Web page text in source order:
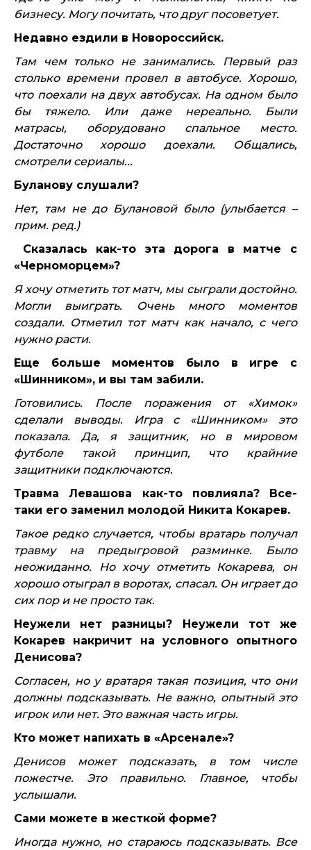
бизнесу. Могу почитать, что друг посоветует.
Недавно ездили в Новороссийск.
Там чем только не занимались. Первый раз
столько времени провел в автобусе. Хорошо,
что поехали на двух автобусах. На одном было
бы тяжело. Или даже нереально. Были
матрасы, оборудовано спальное место.
Достаточно хорошо доехали. Общались,
смотрели сериалы...
Буланову слушали?
Нет, там не до Булановой было (улыбается –
прим. ред.)
Сказалась как-то эта дорога в матче с
«Черноморцем»?
Я хочу отметить тот матч, мы сыграли достойно.
Могли выиграть. Очень много моментов
создали. Отметил тот матч как начало, с чего
нужно расти.
Еще больше моментов было в игре с
«Шинником», и вы там забили.
Готовились. После поражения от «Химок»
сделали выводы. Игра с «Шинником» это
показала. Да, я защитник, но в мировом
футболе такой принцип, что крайние
защитники подключаются.
Травма Левашова как-то повлияла? Все-
таки его заменил молодой Никита Кокарев.
Такое редко случается, чтобы вратарь получал
травму на предыгровой разминке. Было
неожиданно. Но хочу отметить Кокарева, он
хорошо отыграл в воротах, спасал. Он играет до
сих пор и не просто так.
Неужели нет разницы? Неужели тот же
Кокарев накричит на условного опытного
Денисова?
Согласен, но у вратаря такая позиция, что они
должны подсказывать. Не важно, опытный это
игрок или нет. Это важная часть игры.
Кто может напихать в «Арсенале»?
Денисов может подсказать, в том числе
пожестче. Это правильно. Главное, чтобы
услышали.
Сами можете в жесткой форме?
Иногда нужно, но стараюсь подсказывать. Все